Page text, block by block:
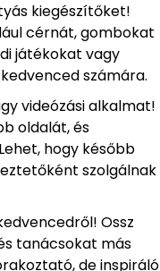
kiegészítőket!
cérnát, gombokat
játékokat vagy
számára.
videózási alkalmat!
oldalát, és
hogy később
szolgálnak
Ossz
tanácsokat más
de inspiráló